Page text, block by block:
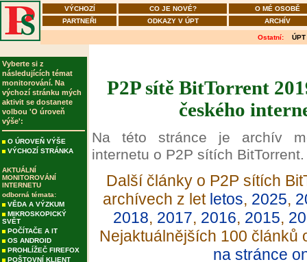
VÝCHOZÍ CO JE NOVÉ?
O MÉ OSOBĚ
PARTNEŘI
ODKAZY V ÚPT ARCHÍV
Ostatní: ÚPT
Vyberte si z
následujících témat
monitorování. Na
výchozí stránku mých
aktivit se dostanete
volbou 'O úroveň
výše':
O ÚROVEŇ VÝŠE
VÝCHOZÍ STRÁNKA
AKTUÁLNÍ
MONITOROVÁNÍ
INTERNETU
odborná témata:
VĚDA A VÝZKUM
MIKROSKOPICKÝ
SVĚT
POČÍTAČE A IT
OS ANDROID
PROHLÍŽEČ FIREFOX
POŠTOVNÍ KLIENT
P2P sítě BitTorrent
českého
Na této stránce je archív
internetu o P2P sítích BitTorrent.
Další články o P2P sítích
archívech z let letos, 2025,
2018, 2017, 2016, 2015,
Nejaktuálnějších 100 článků
na stránce